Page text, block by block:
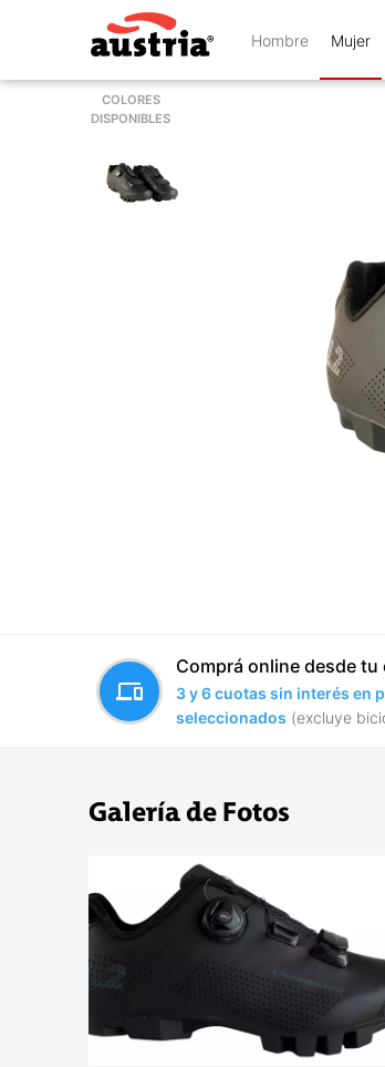
Hombre Mujer
COLORES
DISPONIBLES
devices
Comprá online desde tu
3 y 6 cuotas sin interés en
seleccionados (excluye
Galería de Fotos